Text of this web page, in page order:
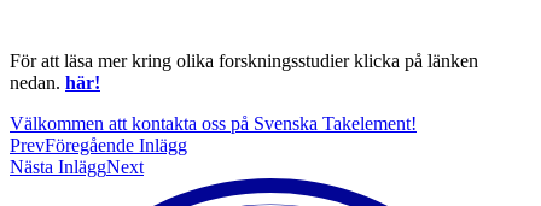
För att läsa mer kring olika forskningsstudier klicka på länken
nedan. här!
Välkommen att kontakta oss på Svenska Takelement!
PrevFöregående Inlägg
Nästa InläggNext